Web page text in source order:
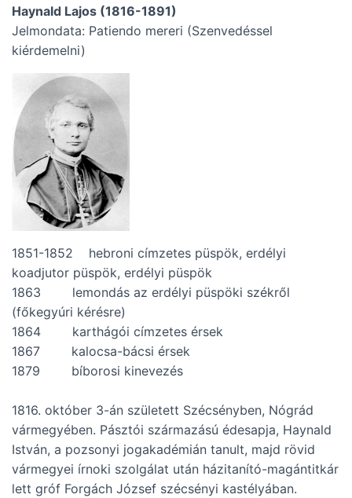
Haynald Lajos (1816-1891)
Jelmondata: Patiendo mereri (Szenvedéssel
kiérdemelni)
1851-1852 hebroni címzetes püspök, erdélyi
koadjutor püspök, erdélyi püspök
1863 lemondás az erdélyi püspöki székről
(főkegyúri kérésre)
1864 karthágói címzetes érsek
1867 kalocsa-bácsi érsek
1879 bíborosi kinevezés
1816. október 3-án született Szécsényben, Nógrád
vármegyében. Pásztói származású édesapja, Haynald
István, a pozsonyi jogakadémián tanult, majd rövid
vármegyei írnoki szolgálat után házitanító-magántitkár
lett gróf Forgách József szécsényi kastélyában.